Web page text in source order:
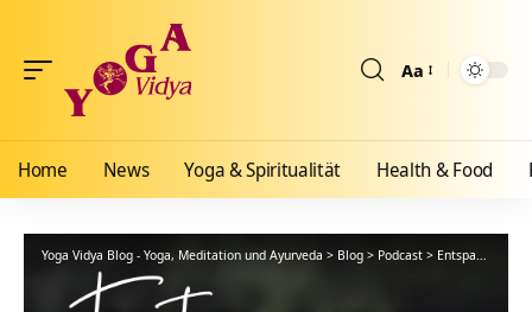
Aa
Home News Yoga & Spiritualität Health & Food
Yoga Vidya Blog - Yoga, Meditation und Ayurveda > Blog > Podcast > Entspannung